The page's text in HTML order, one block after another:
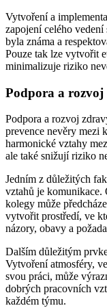
Vytvoření a
zapojení celého
byla známa a
Pouze tak lze vytvořit
minimalizuje riziko
Podpora a
Podpora a rozvoj
prevence nevěry mezi
harmonické vztahy
ale také snižují riziko
Jedním z důležitých
vztahů je komunikace.
kolegy může
vytvořit prostředí, ve
názory, obavy a
Dalším důležitým
Vytvoření atmosféry,
svou práci, může
dobrých pracovních
každém týmu.